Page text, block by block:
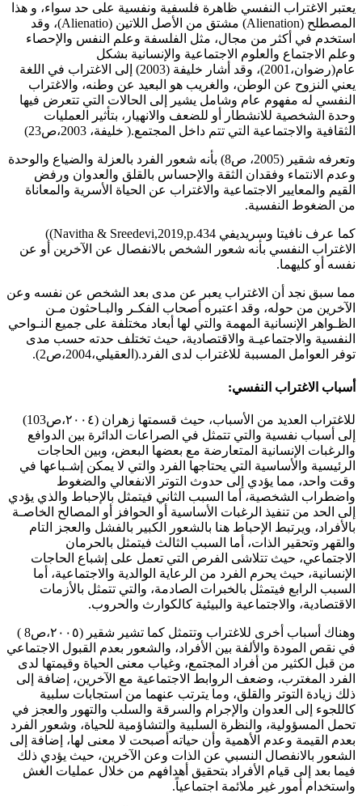
يعتبر الاغتراب النفسي ظاهرة فلسفية ونفسية على حد سواء، و هذا
المصطلح (Alienation) مشتق من الأصل اللاتين (Alienatio)، وقد
استخدم في أكثر من مجال، مثل الفلسفة وعلم النفس والإحصاء
وعلم الاجتماع والعلوم الاجتماعية والإنسانية بشكل
عام(رضوان،2001)، وقد أشار خليفة (2003) إلى الاغتراب في اللغة
يعني النزوح عن الوطن، والغريب هو البعيد عن وطنه، والاغتراب
النفسي له مفهوم عام وشامل يشير إلى الحالات التي تتعرض فيها
وحدة الشخصية للانشطار أو للضعف والانهيار، بتأثير العمليات
الثقافية والاجتماعية التي تتم داخل المجتمع.( خليفة، 2003،ص23)
وتعرفه شقير (2005، ص8) بأنه شعور الفرد بالعزلة والضياع والوحدة
وعدم الانتماء وفقدان الثقة والإحساس بالقلق والعدوان ورفض
القيم والمعايير الاجتماعية والاغتراب عن الحياة الأسرية والمعاناة
من الضغوط النفسية.
كما عرف نافيتا وسريديفي Navitha & Sreedevi,2019,p.434))
الاغتراب النفسي بأنه شعور الشخص بالانفصال عن الآخرين أو عن
نفسه أو كليهما.
مما سبق نجد أن الاغتراب يعبر عن مدى بعد الشخص عن نفسه وعن
الآخرين من حوله، وقد اعتبره أصحاب الفكـر والبـاحثون مـن
الظـواهر الإنسانية المهمة والتي لها أبعاد مختلفة على جميع النـواحي
النفسية والاجتماعيـة والاقتصادية، حيث تختلف حدته حسب مدى
توفر العوامل المسببة للاغتراب لدى الفرد.(العقيلي،2004،ص2).
أسباب الاغتراب النفسي:
للاغتراب العديد من الأسباب، حيث قسمتها زهران (٢٠٠٤،ص103)
إلى أسباب نفسية والتي تتمثل في الصراعات الدائرة بين الدوافع
والرغبات الإنسانية المتعارضة مع بعضها البعض، وبين الحاجات
الرئيسية والأساسية التي يحتاجها الفرد والتي لا يمكن إشـباعها في
وقت واحد، مما يؤدي إلى حدوث التوتر الانفعالي والضغوط
واضطراب الشخصية، أما السبب الثاني فيتمثل بالإحباط والذي يؤدي
إلى الحد من تنفيذ الرغبات الأساسية أو الحوافز أو المصالح الخاصـة
بالأفراد، ويرتبط الإحباط هنا بالشعور الكبير بالفشل والعجز التام
والقهر وتحقير الذات، أما السبب الثالث فيتمثل بالحرمان
الاجتماعي، حيث تتلاشى الفرص التي تعمل على إشباع الحاجات
الإنسانية، حيث يحرم الفرد من الرعاية الوالدية والاجتماعية، أما
السبب الرابع فيتمثل بالخبرات الصادمة، والتي تتمثل بالأزمات
الاقتصادية، والاجتماعية والبيئية كالكوارث والحروب.
وهناك أسباب أخرى للاغتراب وتتمثل كما تشير شقير (٢٠٠٥،ص8 )
في نقص المودة والألفة بين الأفراد، والشعور بعدم القبول الاجتماعي
من قبل الكثير من أفراد المجتمع، وغياب معنى الحياة وقيمتها لدى
الفرد المغترب، وضعف الروابط الاجتماعية مع الآخرين، إضافة إلى
ذلك زيادة التوتر والقلق، وما يترتب عنهما من استجابات سلبية
كاللجوء إلى العدوان والإجرام والسرقة والسلب والتهور والعجز في
تحمل المسؤولية، والنظرة السلبية والتشاؤمية للحياة، وشعور الفرد
بعدم القيمة وعدم الأهمية وأن حياته أصبحت لا معنى لها، إضافة إلى
الشعور بالانفصال النسبي عن الذات وعن الآخرين، حيث يؤدي ذلك
فيما بعد إلى قيام الأفراد بتحقيق أهدافهم من خلال عمليات الغش
واستخدام أمور غير ملائمة اجتماعياً.